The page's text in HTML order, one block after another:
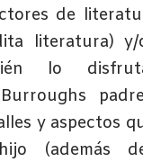
de
literatura) y/
lo
y aspectos
(además